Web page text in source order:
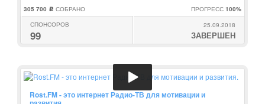
305 700 c СОБРАНО ПРОГРЕСС 100%
СПОНСОРОВ
99
25.09.2018
ЗАВЕРШЕН
Rost.FM - это интернет Радио-ТВ для мотивации и